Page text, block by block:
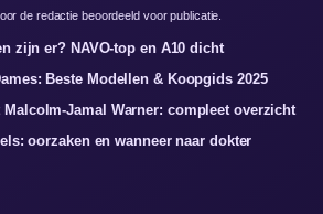
de redactie beoordeeld voor publicatie.
zijn er? NAVO-top en A10 dicht
Beste Modellen & Koopgids 2025
Malcolm-Jamal Warner: compleet overzicht
oorzaken en wanneer naar dokter